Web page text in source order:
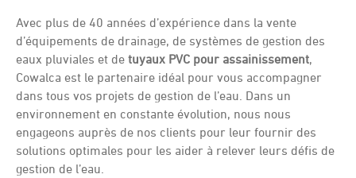
Avec plus de 40 années d’expérience dans la vente
d’équipements de drainage, de systèmes de gestion des
eaux pluviales et de tuyaux PVC pour assainissement,
Cowalca est le partenaire idéal pour vous accompagner
dans tous vos projets de gestion de l’eau. Dans un
environnement en constante évolution, nous nous
engageons auprès de nos clients pour leur fournir des
solutions optimales pour les aider à relever leurs défis de
gestion de l’eau.